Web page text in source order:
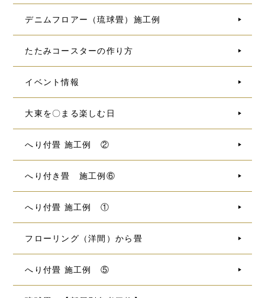
デニムフロアー（琉球畳）施工例
たたみコースターの作り方
イベント情報
大東を〇まる楽しむ日
へり付畳 施工例 ②
へり付き畳 施工例⑥
へり付畳 施工例 ①
フローリング（洋間）から畳
へり付畳 施工例 ⑤